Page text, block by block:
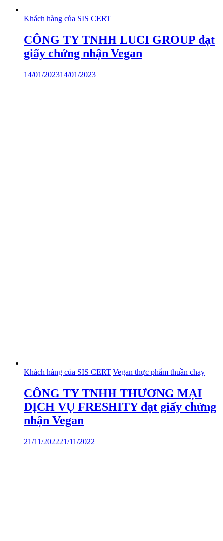
Khách hàng của SIS CERT
CÔNG TY TNHH LUCI GROUP đạt
giấy chứng nhận Vegan
14/01/202314/01/2023
Khách hàng của SIS CERT Vegan thực phẩm thuần chay
CÔNG TY TNHH THƯƠNG MẠI
DỊCH VỤ FRESHITY đạt giấy chứng
nhận Vegan
21/11/202221/11/2022